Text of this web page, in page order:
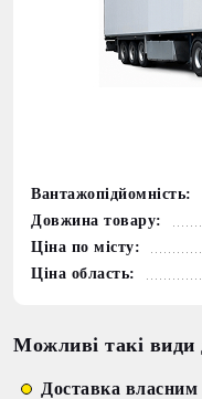
Вантажопідйомність:
Довжина товару:
Ціна по місту:
Ціна область:
Можливі такі види
Доставка